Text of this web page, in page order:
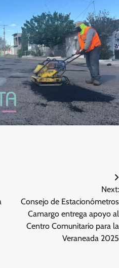
Next:
Consejo de Estacionómetros
Camargo entrega apoyo al
Centro Comunitario para la
Veraneada 2025